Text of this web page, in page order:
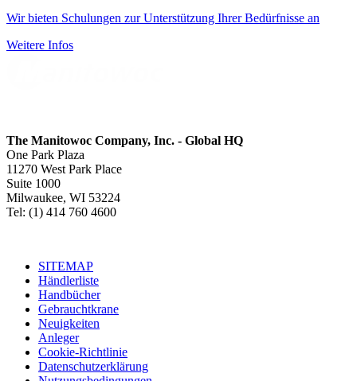
Wir bieten Schulungen zur Unterstützung Ihrer Bedürfnisse an
Weitere Infos
The Manitowoc Company, Inc. - Global HQ
One Park Plaza
11270 West Park Place
Suite 1000
Milwaukee, WI 53224
Tel: (1) 414 760 4600
SITEMAP
Händlerliste
Handbücher
Gebrauchtkrane
Neuigkeiten
Anleger
Cookie-Richtlinie
Datenschutzerklärung